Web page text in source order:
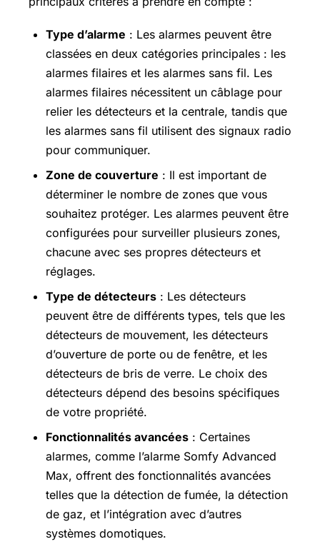
Type d’alarme : Les alarmes peuvent être
classées en deux catégories principales : les
alarmes filaires et les alarmes sans fil. Les
alarmes filaires nécessitent un câblage pour
relier les détecteurs et la centrale, tandis que
les alarmes sans fil utilisent des signaux radio
pour communiquer.
Zone de couverture : Il est important de
déterminer le nombre de zones que vous
souhaitez protéger. Les alarmes peuvent être
configurées pour surveiller plusieurs zones,
chacune avec ses propres détecteurs et
réglages.
Type de détecteurs : Les détecteurs
peuvent être de différents types, tels que les
détecteurs de mouvement, les détecteurs
d’ouverture de porte ou de fenêtre, et les
détecteurs de bris de verre. Le choix des
détecteurs dépend des besoins spécifiques
de votre propriété.
Fonctionnalités avancées : Certaines
alarmes, comme l’alarme Somfy Advanced
Max, offrent des fonctionnalités avancées
telles que la détection de fumée, la détection
de gaz, et l’intégration avec d’autres
systèmes domotiques.